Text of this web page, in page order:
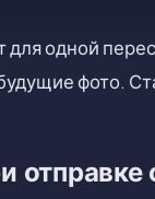
одной
фото.
отправке